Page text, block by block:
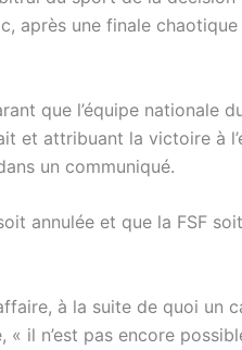
après une finale chaotique
que l’équipe nationale
et attribuant la victoire à
un communiqué.
annulée et que la FSF
à la suite de quoi un
il n’est pas encore